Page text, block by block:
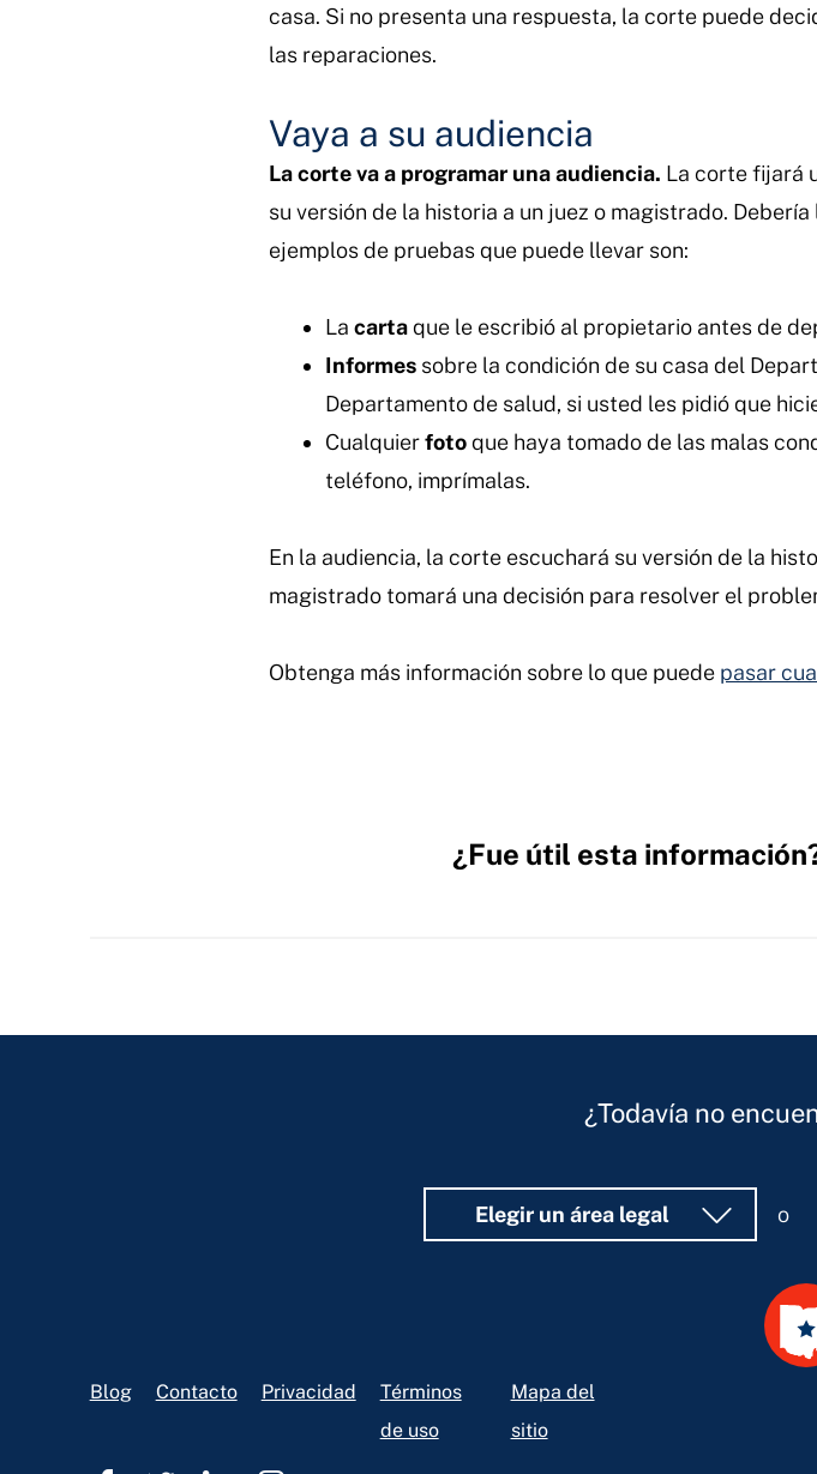
casa. Si no presenta una respuesta, la corte puede
las reparaciones.
Vaya a su audiencia
La corte va a programar una audiencia. La corte fijará
su versión de la historia a un juez o magistrado.
ejemplos de pruebas que puede llevar son:
La cartaque le escribió al propietario antes de
Informes sobre la condición de su casa del
Departamento de salud, si usted les pidió que
Cualquierfotoque haya tomado de las malas
teléfono, imprímalas.
En la audiencia, la corte escuchará su versión de la
magistrado tomará una decisión para resolver el
Obtenga más información sobre lo que puede pasar
¿Fue útil esta
¿Todavía no
Elegir un área legal o
Footer
Blog Contacto Privacidad
Términos
de uso
Mapa del
sitio